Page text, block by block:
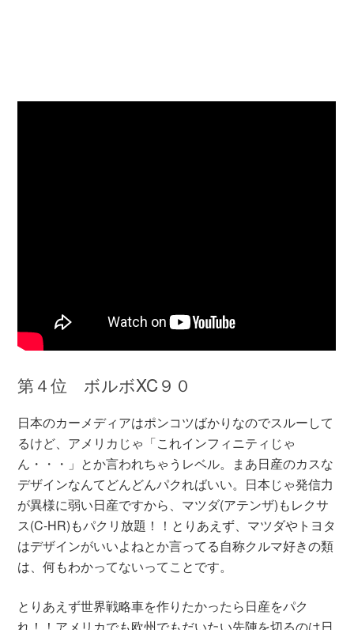
第４位 ボルボXC９０
日本のカーメディアはポンコツばかりなのでスルーして
るけど、アメリカじゃ「これインフィニティじゃ
ん・・・」とか言われちゃうレベル。まあ日産のカスな
デザインなんてどんどんパクればいい。日本じゃ発信力
が異様に弱い日産ですから、マツダ(アテンザ)もレクサ
ス(C-HR)もパクリ放題！！とりあえず、マツダやトヨタ
はデザインがいいよねとか言ってる自称クルマ好きの類
は、何もわかってないってことです。
とりあえず世界戦略車を作りたかったら日産をパク